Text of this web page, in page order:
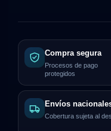
Compra segura
Procesos de pago
protegidos
Envíos
Cobertura sujeta al